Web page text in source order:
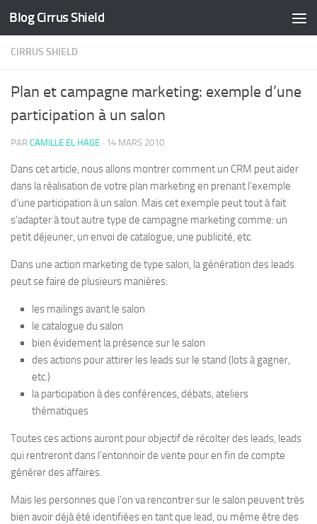
Skip to content
Blog Cirrus Shield
CIRRUS SHIELD
Plan et campagne marketing: exemple d’une
participation à un salon
PAR CAMILLE EL HAGE · 14 MARS 2010
Dans cet article, nous allons montrer comment un CRM peut aider
dans la réalisation de votre plan marketing en prenant l’exemple
d’une participation à un salon. Mais cet exemple peut tout à fait
s’adapter à tout autre type de campagne marketing comme: un
petit déjeuner, un envoi de catalogue, une publicité, etc.
Dans une action marketing de type salon, la génération des leads
peut se faire de plusieurs manières:
les mailings avant le salon
le catalogue du salon
bien évidement la présence sur le salon
des actions pour attirer les leads sur le stand (lots à gagner,
etc.)
la participation à des conférences, débats, ateliers
thématiques
Toutes ces actions auront pour objectif de récolter des leads, leads
qui rentreront dans l’entonnoir de vente pour en fin de compte
générer des affaires.
Mais les personnes que l’on va rencontrer sur le salon peuvent très
bien avoir déjà été identifiées en tant que lead, ou même être des